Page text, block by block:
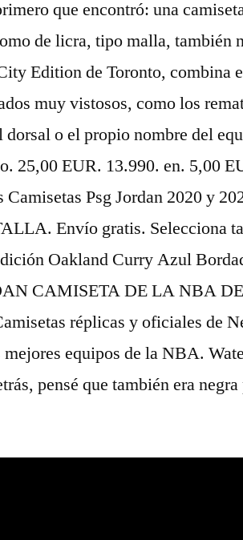
que encontró: una
de licra, tipo malla, también
Edition de Toronto, combina
muy vistosos, como los
o el propio nombre del
25,00 EUR. 13.990. en. 5,00
Psg Jordan 2020 y
Envío gratis. Selecciona
Oakland Curry Azul
CAMISETA DE LA NBA
réplicas y oficiales de
equipos de la NBA.
pensé que también era